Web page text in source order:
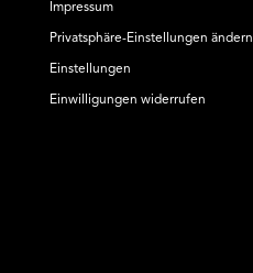
Impressum
Privatsphäre-Einstellungen ändern
Einstellungen
Einwilligungen widerrufen